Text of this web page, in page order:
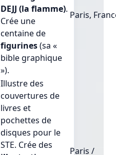
DEJJ (la flamme).
Crée une
centaine de
figurines(sa «
bible graphique
»).
Paris,
Illustre des
couvertures de
livres et
pochettes de
disques pour le
STE. Crée des
Paris /